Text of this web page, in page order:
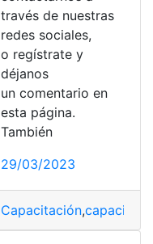
Ecuador
través de nuestras
redes sociales,
o regístrate y
déjanos
un comentario en
esta página.
También
29/03/2023
Capacitación,